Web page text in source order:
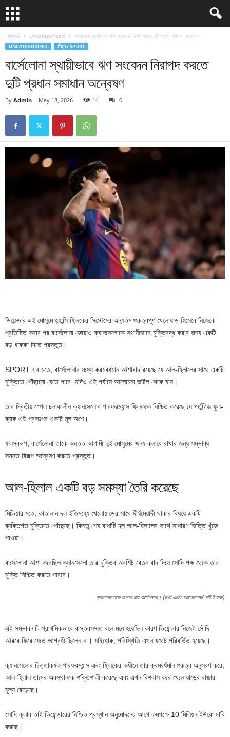
Home Uncategorized বার্সেলোনা স্থায়ীভাবে ঋণ সংবেদন নিরাপদ করতে দুটি প্রধান সমাধান অন্বেষণ
UNCATEGORIZED កីឡា / SPORT
বার্সেলোনা স্থায়ীভাবে ঋণ সংবেদন নিরাপদ করতে
দুটি প্রধান সমাধান অন্বেষণ
By Admin - May 18, 2026 14 0
ডিফেন্ডার এই মৌসুমে হ্যান্সি ফ্লিকের সিস্টেমের অন্যতম গুরুত্বপূর্ণ খেলোয়াড় হিসেবে নিজেকে
প্রতিষ্ঠিত করার পর বার্সেলোনা জোয়াও ক্যানসেলোকে স্থায়ীভাবে চুক্তিবদ্ধ করার জন্য একটি
বড় ধাক্কা দিতে প্রস্তুত।
SPORT এর মতে, বার্সেলোনার মধ্যে ক্রমবর্ধমান আশাবাদ রয়েছে যে আল-হিলালের সাথে একটি
চুক্তিতে পৌঁছানো যেতে পারে, যদিও এই পর্যায়ে আলোচনা জটিল থেকে যায়।
তার দ্বিতীয় স্পেল চলাকালীন ক্যানসেলোর পারফরম্যান্স ফ্লিককে নিশ্চিত করেছে যে পর্তুগিজ ফুল-
ব্যাক এই প্রকল্পের একটি মূল অংশ।
ফলস্বরূপ, বার্সেলোনা তাকে অন্তত আগামী দুই মৌসুমের জন্য ক্লাবে রাখার জন্য সম্ভাব্য
সমস্ত বিকল্প অন্বেষণ করতে প্রস্তুত।
আল-হিলাল একটি বড় সমস্যা তৈরি করেছে
মিডিয়ার মতে, কাতালান দল ইতিমধ্যে খেলোয়াড়ের সাথে দীর্ঘমেয়াদী থাকার বিষয়ে একটি
ব্যক্তিগত চুক্তিতে পৌঁছেছে। কিন্তু শেষ বাধাটি হল আল-হিলালের সাথে সাধারণ ভিত্তি খুঁজে
পাওয়া।
বার্সেলোনা আশা করেছিল ক্যানসেলো তার চুক্তির অবশিষ্ট বেতন বাদ দিয়ে সৌদি পক্ষ থেকে তার
মুক্তি নিশ্চিত করতে পারবে।
ক্যানসেলোকে রাখতে চায় বার্সেলোনা। (ছবি এরিক আলোনসো/গেটি ইমেজ)
এই সম্ভাবনাটি প্রাথমিকভাবে বাস্তবসম্মত বলে মনে হয়েছিল কারণ ডিফেন্ডার নিজেই সৌদি
আরবে ফিরে যেতে আগ্রহী ছিলেন না। যাইহোক, পরিস্থিতি এখন যথেষ্ট পরিবর্তিত হয়েছে।
ক্যানসেলোর চিত্তাকর্ষক পারফরম্যান্স এবং ফ্লিকের অধীনে তার ক্রমবর্ধমান গুরুত্ব অনুসরণ করে,
আল-হিলাল তাদের অবস্থানকে শক্তিশালী করেছে এবং এখন বিশ্বাস করে খেলোয়াড়ের বাজার
মূল্য বেড়েছে।
সৌদি ক্লাব তাই ডিফেন্ডারের নিশ্চিত প্রস্থান অনুমোদনের আগে কমপক্ষে 10 মিলিয়ন ইউরো দাবি
করছে।